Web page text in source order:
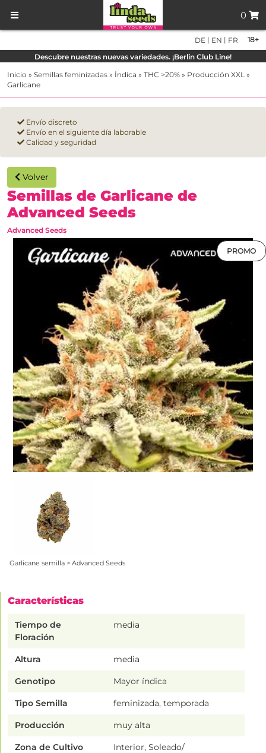
0
18+
DE | EN | FR
Descubre nuestras nuevas variedades. ¡Berlin Club Line!
Inicio » Semillas feminizadas » Índica » THC >20% » Producción XXL »
Garlicane
Envío discreto
Envío en el siguiente día laborable
Calidad y seguridad
Volver
Semillas de Garlicane de
Advanced Seeds
Advanced Seeds
PROMO
Garlicane semilla > Advanced Seeds
Características
Tiempo de
Floración
media
Altura media
Genotipo Mayor índica
Tipo Semilla feminizada, temporada
Producción muy alta
Zona de Cultivo
Interior, Soleado/